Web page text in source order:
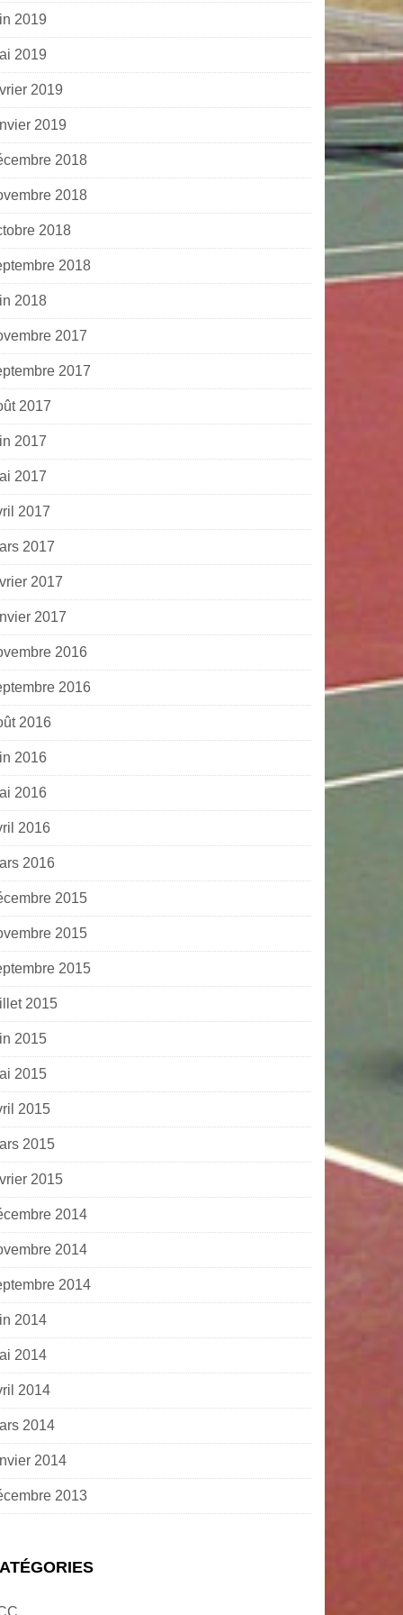
2019
2019
2019
2019
2018
2018
2018
2018
2018
2017
2017
2017
2017
2017
2017
2017
2017
2017
2016
2016
2016
2016
2016
2016
2016
2015
2015
2015
2015
2015
2015
2015
2015
2015
2014
2014
2014
2014
2014
2014
2014
2014
2013